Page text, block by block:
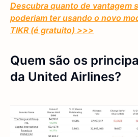
Descubra quanto de vantagem
poderiam ter usando o novo
TIKR (é gratuito) >>>
Quem são os
da United Airlines?